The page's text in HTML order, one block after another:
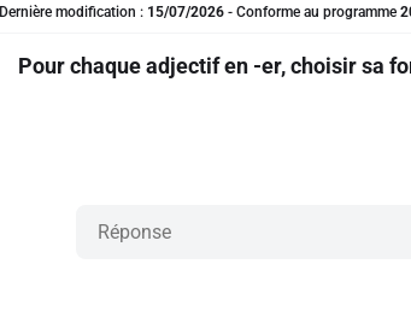
Dernière modification : 15/07/2026 - Conforme au programme
Pour chaque adjectif en -er, choisir sa